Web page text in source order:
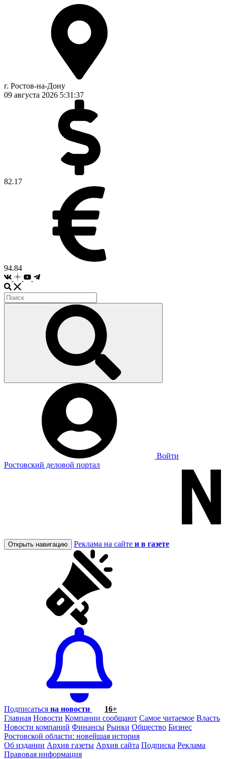
г. Ростов-на-Дону
09 августа 2026 5:31:38
82.17
94.84
Войти
Ростовский деловой портал
Открыть навигацию Реклама на сайте и в газете
Подписаться на новости
16+
Главная Новости Компании сообщают Самое читаемое Власть
Новости компаний Финансы Рынки Общество Бизнес
Ростовской области: новейшая история
Об издании Архив газеты Архив сайта Подписка Реклама
Правовая информация